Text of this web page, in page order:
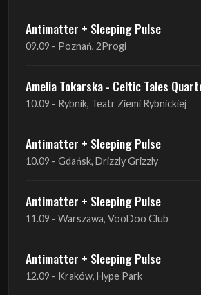
Amelia Tokarska - Celtic Tales Quartet
10.09 - Rybnik, Teatr Ziemi Rybnickiej
Antimatter + Sleeping Pulse
Antimatter + Sleeping Pulse
11.09 - Warszawa, VooDoo Club
Antimatter + Sleeping Pulse
12.09 - Kraków, Hype Park
Amelia Tokarska - Celtic Tales Quartet
19.09 - Brześć Kujawski, Wahadło